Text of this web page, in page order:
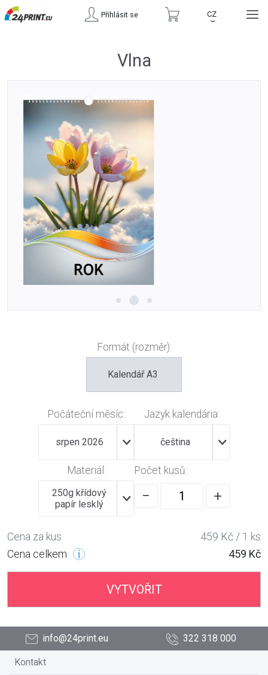
Přihlásit se CZ
›
Vlna
Formát (rozměr):
Kalendář A3
Počáteční měsíc:
srpen 2026
Jazyk kalendária:
čeština
Materiál:
250g křídový
papír lesklý
Počet kusů:
− +
Cena za kus
459 Kč / 1 ks
Cena celkem
459 Kč
VYTVOŘIT
info@24print.eu 322 318 000
Kontakt